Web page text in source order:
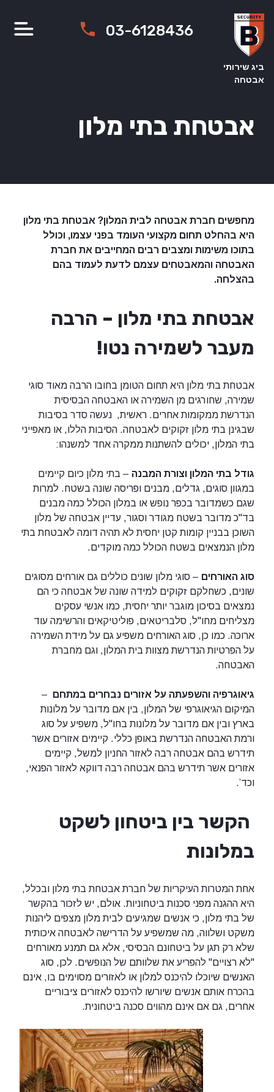
content
ביג שירותי
אבטחה
03-6128436
אבטחת בתי מלון
מחפשים חברת אבטחה לבית המלון? אבטחת בתי מלון
היא בהחלט תחום מקצועי העומד בפני עצמו, וכולל
בתוכו משימות ומצבים רבים המחייבים את חברת
האבטחה והמאבטחים עצמם לדעת לעמוד בהם
בהצלחה.
אבטחת בתי מלון – הרבה
מעבר לשמירה נטו!
אבטחת בתי מלון היא תחום הטומן בחובו הרבה מאוד סוגי
שמירה, שחורגים מן השמירה או האבטחה הבסיסית
הנדרשת ממקומות אחרים. ראשית, נעשה סדר בסיבות
שבגינן בתי מלון זקוקים לאבטחה. הסיבות הללו, או מאפייני
בתי המלון, יכולים להשתנות ממקרה אחד למשנהו:
גודל בתי המלון וצורת המבנה – בתי מלון כיום קיימים
במגוון סוגים, גדלים, מבנים ופריסה שונה בשטח. למרות
שגם כשמדובר בכפר נופש או במלון הכולל כמה מבנים
בד"כ מדובר בשטח מגודר וסגור, עדיין אבטחה של מלון
השוכן בבניין קומות קטן יחסית לא תהיה דומה לאבטחת בתי
מלון הנמצאים בשטח הכולל כמה מוקדים.
סוג האורחים – סוגי מלון שונים כוללים גם אורחים מסוגים
שונים, כשחלקם זקוקים למידה שונה של אבטחה כי הם
נמצאים בסיכון מוגבר יותר יחסית, כמו אנשי עסקים
מצליחים מחו"ל, סלבריטאים, פוליטיקאים והרשימה עוד
ארוכה. כמו כן, סוג האורחים משפיע גם על מידת השמירה
על הפרטיות הנדרשת מצוות בית המלון, וגם מחברת
האבטחה.
גיאוגרפיה והשפעתה על אזורים נבחרים במתחם –
המיקום הגיאוגרפי של המלון, בין אם מדובר על מלונות
בארץ ובין אם מדובר על מלונות בחו"ל, משפיע על סוג
ורמת האבטחה הנדרשת באופן כללי. קיימים אזורים אשר
תידרש בהם אבטחה רבה לאזור החניון למשל, קיימים
אזורים אשר תידרש בהם אבטחה רבה דווקא לאזור הפנאי,
וכד’.
הקשר בין ביטחון לשקט
במלונות
אחת המטרות העיקריות של חברת אבטחת בתי מלון ובכלל,
היא ההגנה מפני סכנות ביטחוניות. אולם, יש לזכור בהקשר
של בתי מלון, כי אנשים שמגיעים לבית מלון מצפים ליהנות
משקט ושלווה, מה שמשפיע על הדרישה לאבטחה איכותית
שלא רק תגן על ביטחונם הבסיסי, אלא גם תמנע מאורחים
"לא רצויים" להפריע את שלוותם של הנופשים. לכן, סוג
האנשים שיוכלו להיכנס למלון או לאזורים מסוימים בו, אינם
בהכרח אותם אנשים שיורשו להיכנס לאזורים ציבוריים
אחרים, גם אם אינם מהווים סכנה ביטחונית.